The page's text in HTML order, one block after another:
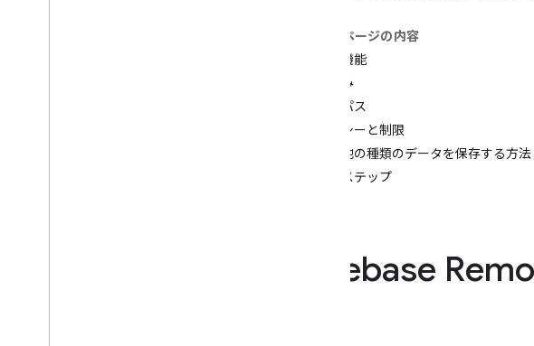
このページの内容
主な機能
仕組み
実装パス
ポリシーと制限
その他の種類のデータを保存する方法
次のステップ
Firebase